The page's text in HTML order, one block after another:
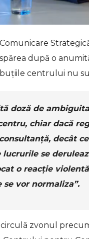
după o
centrului nu
doză de
chiar dacă
decât
se
o reacție
vor normaliza”.
zvonul